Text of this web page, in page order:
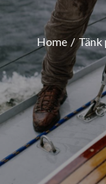
Home Tänk